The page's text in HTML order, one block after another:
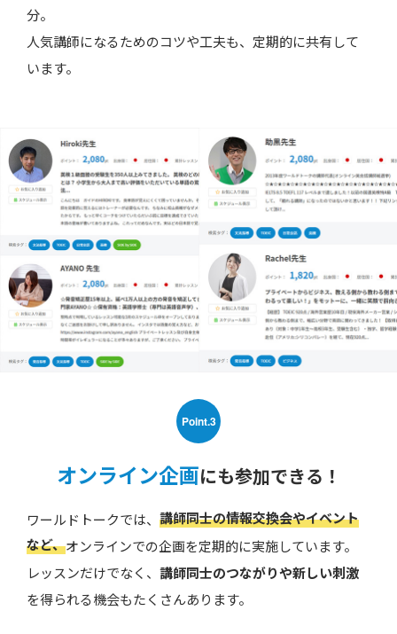
分。
人気講師になるためのコツや工夫も、定期的に共有して
います。
Point.3
オンライン企画にも参加できる！
ワールドトークでは、 講師同士の情報交換会やイベント
など、オンラインでの企画を定期的に実施しています。
レッスンだけでなく、 講師同士のつながりや新しい刺激
を得られる機会もたくさんあります。